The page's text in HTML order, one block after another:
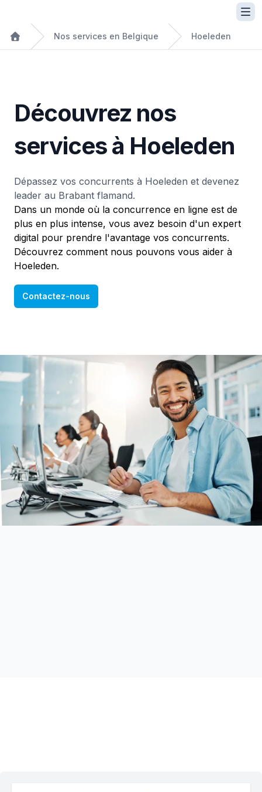
Nos services en Belgique Hoeleden
Découvrez nos
services à Hoeleden
Dépassez vos concurrents à Hoeleden et devenez
leader au Brabant flamand.
Dans un monde où la concurrence en ligne est de
plus en plus intense, vous avez besoin d'un expert
digital pour prendre l'avantage vos concurrents.
Découvrez comment nous pouvons vous aider à
Hoeleden.
Contactez-nous